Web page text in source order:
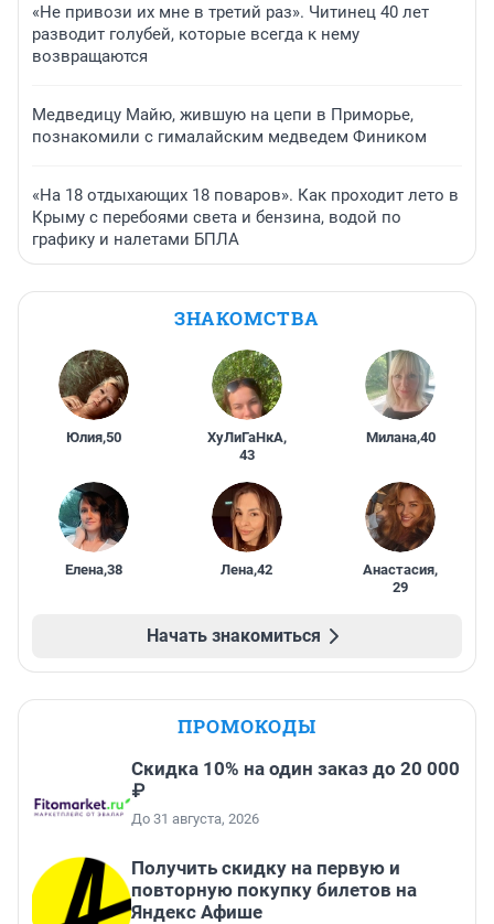
«Не привози их мне в третий раз». Читинец 40 лет
разводит голубей, которые всегда к нему
возвращаются
Медведицу Майю, жившую на цепи в Приморье,
познакомили с гималайским медведем Фиником
«На 18 отдыхающих 18 поваров». Как проходит лето в
Крыму с перебоями света и бензина, водой по
графику и налетами БПЛА
ЗНАКОМСТВА
Юлия,50 ХуЛиГаНкА,
43
Милана,40
Елена,38 Лена,42 Анастасия,
29
Начать знакомиться
ПРОМОКОДЫ
Скидка 10% на один заказ до 20 000
₽
До 31 августа, 2026
Получить скидку на первую и
повторную покупку билетов на
Яндекс Афише